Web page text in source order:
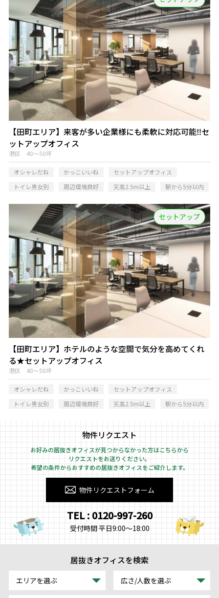
【田町エリア】来客が多い企業様にも柔軟に対応可能‼セ
ットアップオフィス
港区 40～50坪
オシャレだね かっこいいね
セットアップオフィス
トイレ男女別
周辺環境良好 天高2.5m以上 駅から5分以内
セットアップ
【田町エリア】ホテルのような空間で気分を高めてくれ
る★セットアップオフィス
港区 40～50坪
オシャレだね かっこいいね
セットアップオフィス
トイレ男女別
周辺環境良好 天高2.5m以上 駅から5分以内
物件リクエスト
お好みの居抜きオフィスが見つからなかった方はこちらから
リクエストをお送りください。
希望の条件からおすすめの居抜きオフィスをご紹介します。
物件リクエストフォーム
TEL : 0120-997-260
受付時間 平日9:00～18:00
居抜きオフィスを検索
エリアを選ぶ 広さ/人数を選ぶ